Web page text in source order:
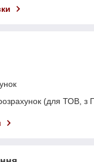
розрахунок (для ТОВ, з